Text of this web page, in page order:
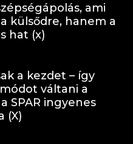
ami
külsődre, hanem a
hat (x)
a kezdet – így
váltani a
SPAR ingyenes
(X)